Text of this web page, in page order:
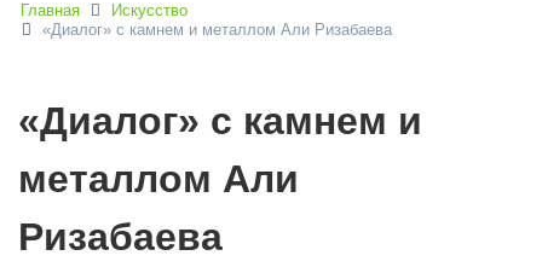
Главная
Искусство
«Диалог» с камнем и металлом Али Ризабаева
«Диалог» с камнем и
металлом Али
Ризабаева